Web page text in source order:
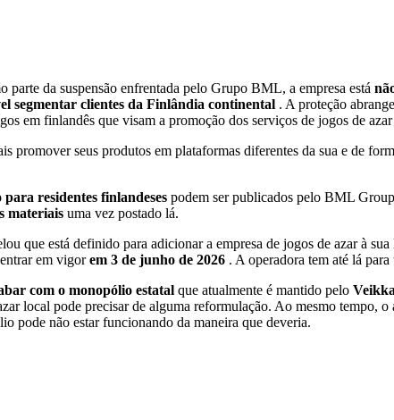
parte da suspensão enfrentada pelo Grupo BML, a empresa está
segmentar clientes da Finlândia continental . A proteção
em finlandês que visam a promoção dos serviços de jogos de
promover seus produtos em plataformas diferentes da sua e de
residentes finlandeses podem ser publicados pelo BML
materiais uma vez postado lá.
que está definido para adicionar a empresa de jogos de azar à
em vigorem 3 de junho de 2026 . A operadora tem até lá
com o monopólio estatal que atualmente é mantido pelo
local pode precisar de alguma reformulação. Ao mesmo tempo,
pode não estar funcionando da maneira que deveria.